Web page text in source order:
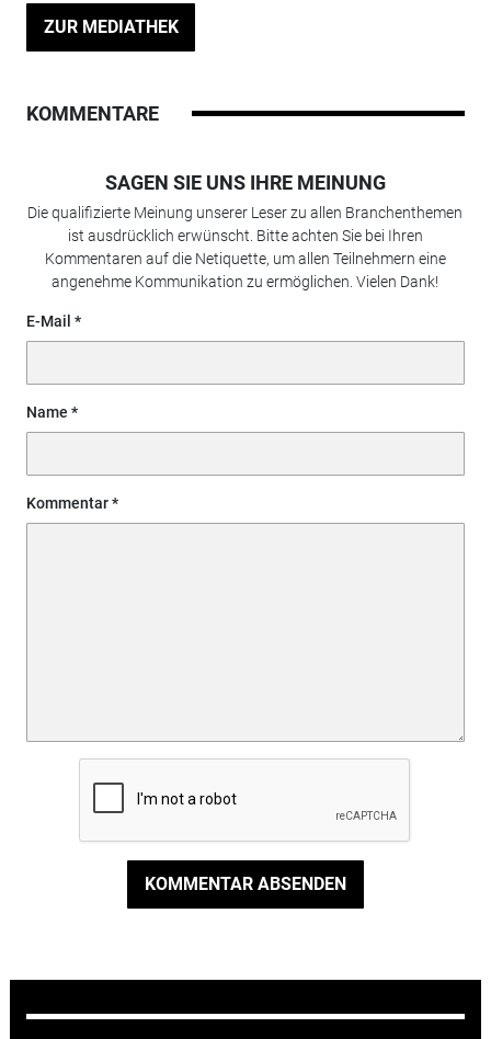
ZUR MEDIATHEK
KOMMENTARE
SAGEN SIE UNS IHRE MEINUNG
Die qualifizierte Meinung unserer Leser zu allen Branchenthemen
ist ausdrücklich erwünscht. Bitte achten Sie bei Ihren
Kommentaren auf die Netiquette, um allen Teilnehmern eine
angenehme Kommunikation zu ermöglichen. Vielen Dank!
E-Mail
Name
Kommentar
KOMMENTAR ABSENDEN